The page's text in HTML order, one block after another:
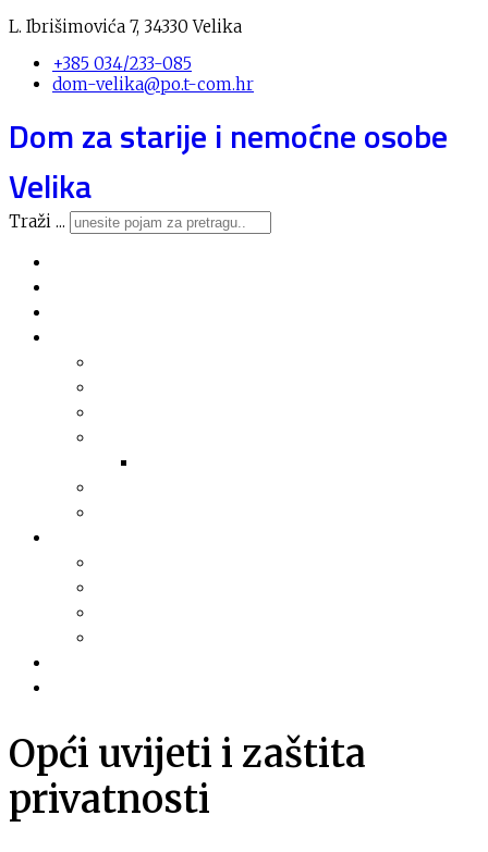
L. Ibrišimovića 7, 34330 Velika
+385 034/233-085
dom-velika@po.t-com.hr
Dom za starije i nemoćne osobe
Velika
Traži ...
Opći uvijeti i zaštita
privatnosti